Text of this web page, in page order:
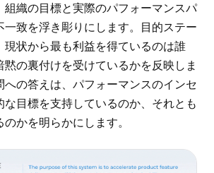
組織の目標と実際のパフォーマンスパ
一致を浮き彫りにします。目的ステー
現状から最も利益を得ているのは誰
黙の裏付けを受けているかを反映しま
への答えは、パフォーマンスのインセ
な目標を支持しているのか、それとも
かを明らかにします。